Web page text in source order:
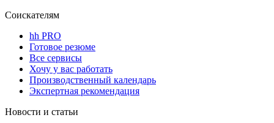
Соискателям
hh PRO
Готовое резюме
Все сервисы
Хочу у вас работать
Производственный календарь
Экспертная рекомендация
Новости и статьи